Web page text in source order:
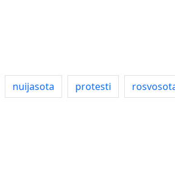
nuijasota protesti